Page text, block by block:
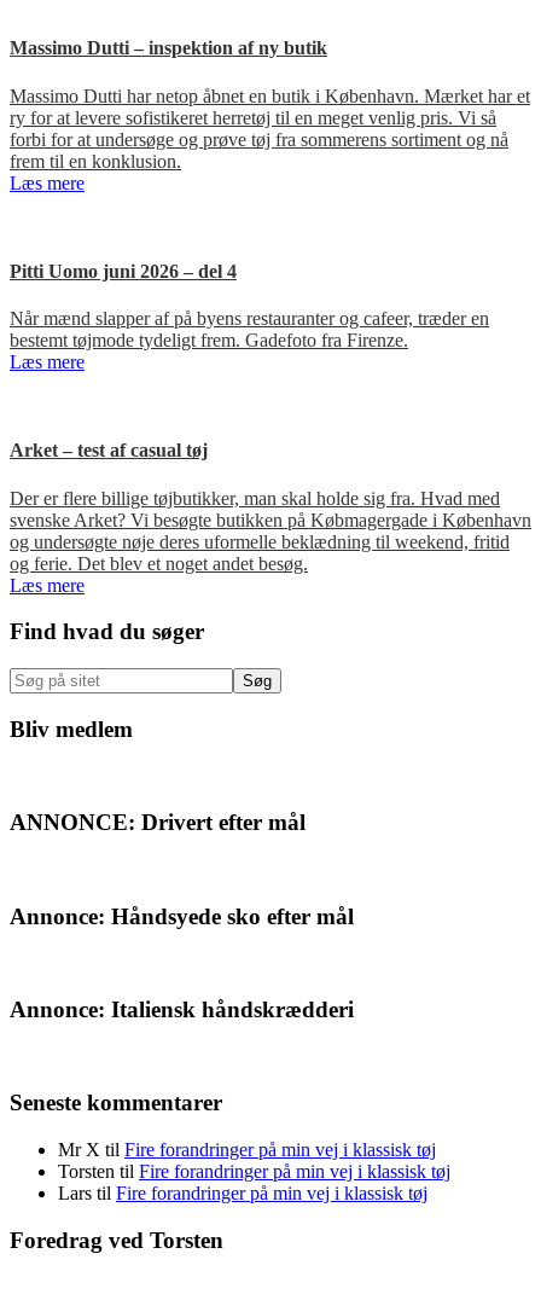
Massimo Dutti – inspektion af ny butik
Massimo Dutti har netop åbnet en butik i København. Mærket har et
ry for at levere sofistikeret herretøj til en meget venlig pris. Vi så
forbi for at undersøge og prøve tøj fra sommerens sortiment og nå
frem til en konklusion.
Læs mere
Pitti Uomo juni 2026 – del 4
Når mænd slapper af på byens restauranter og cafeer, træder en
bestemt tøjmode tydeligt frem. Gadefoto fra Firenze.
Læs mere
Arket – test af casual tøj
Der er flere billige tøjbutikker, man skal holde sig fra. Hvad med
svenske Arket? Vi besøgte butikken på Købmagergade i København
og undersøgte nøje deres uformelle beklædning til weekend, fritid
og ferie. Det blev et noget andet besøg.
Læs mere
Primær
Sidebar
Find hvad du søger
Søg
på
sitet
Bliv medlem
ANNONCE: Drivert efter mål
Annonce: Håndsyede sko efter mål
Annonce: Italiensk håndskrædderi
Seneste kommentarer
Mr X til Fire forandringer på min vej i klassisk tøj
Torsten til Fire forandringer på min vej i klassisk tøj
Lars til Fire forandringer på min vej i klassisk tøj
Foredrag ved Torsten